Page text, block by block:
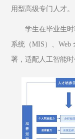
用型高级专门人才。
学生在毕业生
系统（MIS）、Web
署，适配人工智能